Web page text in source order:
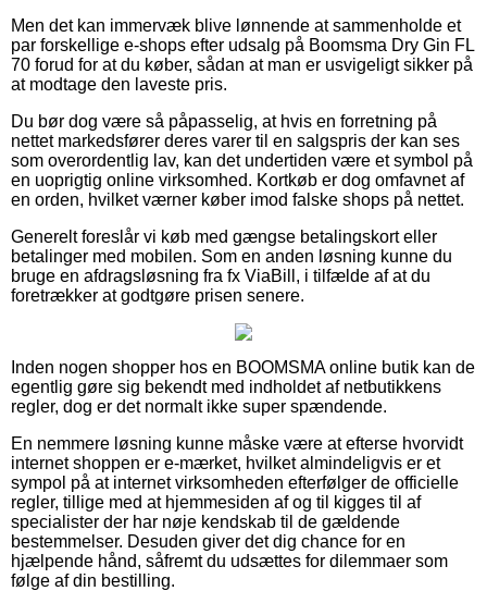
Men det kan immervæk blive lønnende at sammenholde et
par forskellige e-shops efter udsalg på Boomsma Dry Gin FL
70 forud for at du køber, sådan at man er usvigeligt sikker på
at modtage den laveste pris.
Du bør dog være så påpasselig, at hvis en forretning på
nettet markedsfører deres varer til en salgspris der kan ses
som overordentlig lav, kan det undertiden være et symbol på
en uoprigtig online virksomhed. Kortkøb er dog omfavnet af
en orden, hvilket værner køber imod falske shops på nettet.
Generelt foreslår vi køb med gængse betalingskort eller
betalinger med mobilen. Som en anden løsning kunne du
bruge en afdragsløsning fra fx ViaBill, i tilfælde af at du
foretrækker at godtgøre prisen senere.
Inden nogen shopper hos en BOOMSMA online butik kan de
egentlig gøre sig bekendt med indholdet af netbutikkens
regler, dog er det normalt ikke super spændende.
En nemmere løsning kunne måske være at efterse hvorvidt
internet shoppen er e-mærket, hvilket almindeligvis er et
sympol på at internet virksomheden efterfølger de officielle
regler, tillige med at hjemmesiden af og til kigges til af
specialister der har nøje kendskab til de gældende
bestemmelser. Desuden giver det dig chance for en
hjælpende hånd, såfremt du udsættes for dilemmaer som
følge af din bestilling.